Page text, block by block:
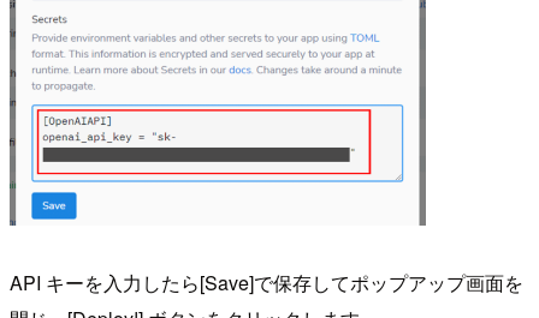
API キーを入力したら[Save]で保存してポップアップ画面を